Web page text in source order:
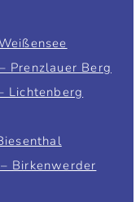
Prenzlauer Berg
Lichtenberg
Birkenwerder